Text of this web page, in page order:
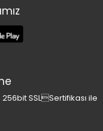
SSLSertifikası ile